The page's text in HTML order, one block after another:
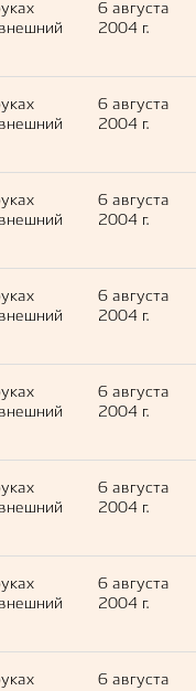
6 августа
2004 г.
6 августа
2004 г.
6 августа
2004 г.
6 августа
2004 г.
6 августа
2004 г.
6 августа
2004 г.
6 августа
2004 г.
6 августа